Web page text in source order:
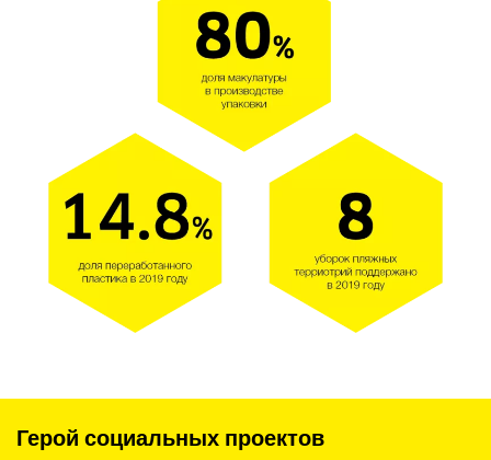
Герой социальных проектов